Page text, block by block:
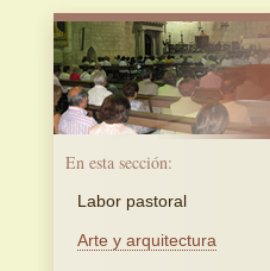
En esta sección:
Labor pastoral
Arte y arquitectura